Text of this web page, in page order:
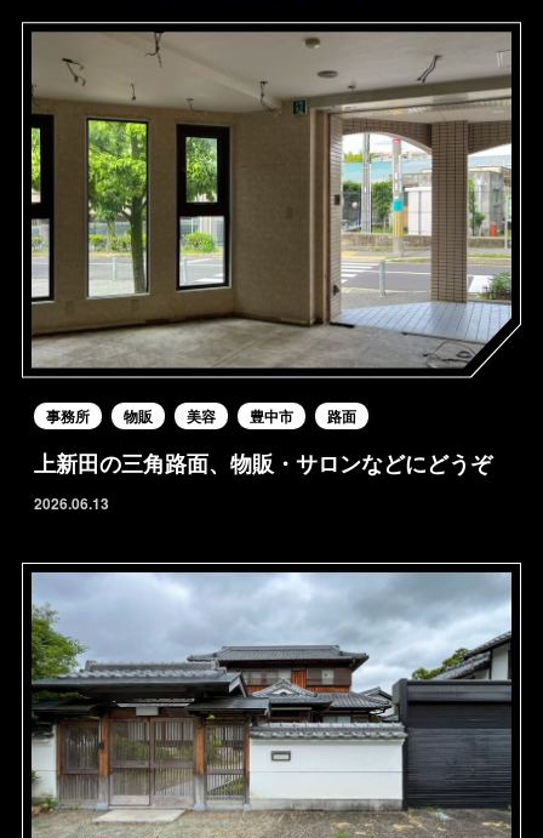
事務所 物販 美容 豊中市 路面
上新田の三角路面、物販・サロンなどにどうぞ
2026.06.13